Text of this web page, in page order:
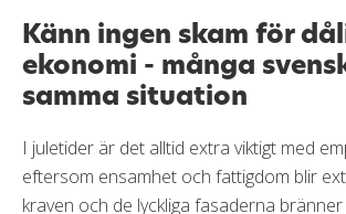
Känn ingen skam för
ekonomi - många
samma situation
I juletider är det alltid extra viktigt med
eftersom ensamhet och fattigdom blir
kraven och de lyckliga fasaderna